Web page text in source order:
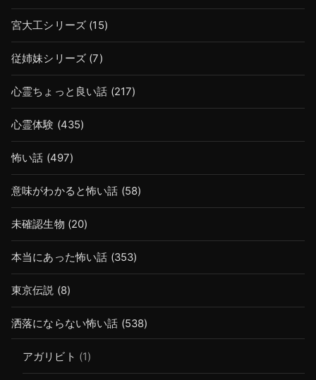
宮大工シリーズ (15)
従姉妹シリーズ (7)
心霊ちょっと良い話 (217)
心霊体験 (435)
怖い話 (497)
意味がわかると怖い話 (58)
未確認生物 (20)
本当にあった怖い話 (353)
東京伝説 (8)
洒落にならない怖い話 (538)
アガリビト (1)